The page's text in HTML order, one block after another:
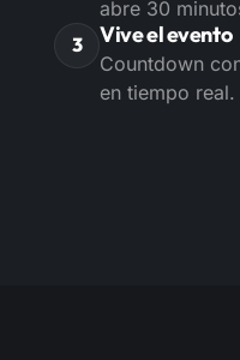
abre 30
3
Vive el evento
Countdown
en tiempo real.